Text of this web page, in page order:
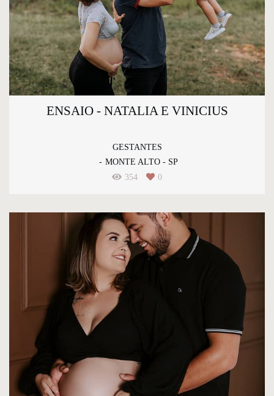
ENSAIO - NATALIA E VINICIUS
GESTANTES
MONTE ALTO - SP
354
0